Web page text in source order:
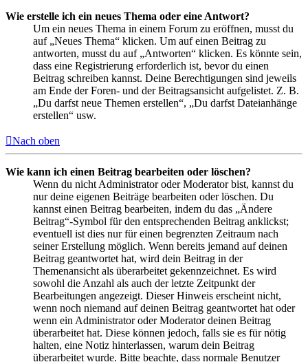
Wie erstelle ich ein neues Thema oder eine Antwort?
Um ein neues Thema in einem Forum zu eröffnen, musst du
auf „Neues Thema“ klicken. Um auf einen Beitrag zu
antworten, musst du auf „Antworten“ klicken. Es könnte sein,
dass eine Registrierung erforderlich ist, bevor du einen
Beitrag schreiben kannst. Deine Berechtigungen sind jeweils
am Ende der Foren- und der Beitragsansicht aufgelistet. Z. B.
„Du darfst neue Themen erstellen“, „Du darfst Dateianhänge
erstellen“ usw.
Nach oben
Wie kann ich einen Beitrag bearbeiten oder löschen?
Wenn du nicht Administrator oder Moderator bist, kannst du
nur deine eigenen Beiträge bearbeiten oder löschen. Du
kannst einen Beitrag bearbeiten, indem du das „Ändere
Beitrag“-Symbol für den entsprechenden Beitrag anklickst;
eventuell ist dies nur für einen begrenzten Zeitraum nach
seiner Erstellung möglich. Wenn bereits jemand auf deinen
Beitrag geantwortet hat, wird dein Beitrag in der
Themenansicht als überarbeitet gekennzeichnet. Es wird
sowohl die Anzahl als auch der letzte Zeitpunkt der
Bearbeitungen angezeigt. Dieser Hinweis erscheint nicht,
wenn noch niemand auf deinen Beitrag geantwortet hat oder
wenn ein Administrator oder Moderator deinen Beitrag
überarbeitet hat. Diese können jedoch, falls sie es für nötig
halten, eine Notiz hinterlassen, warum dein Beitrag
überarbeitet wurde. Bitte beachte, dass normale Benutzer